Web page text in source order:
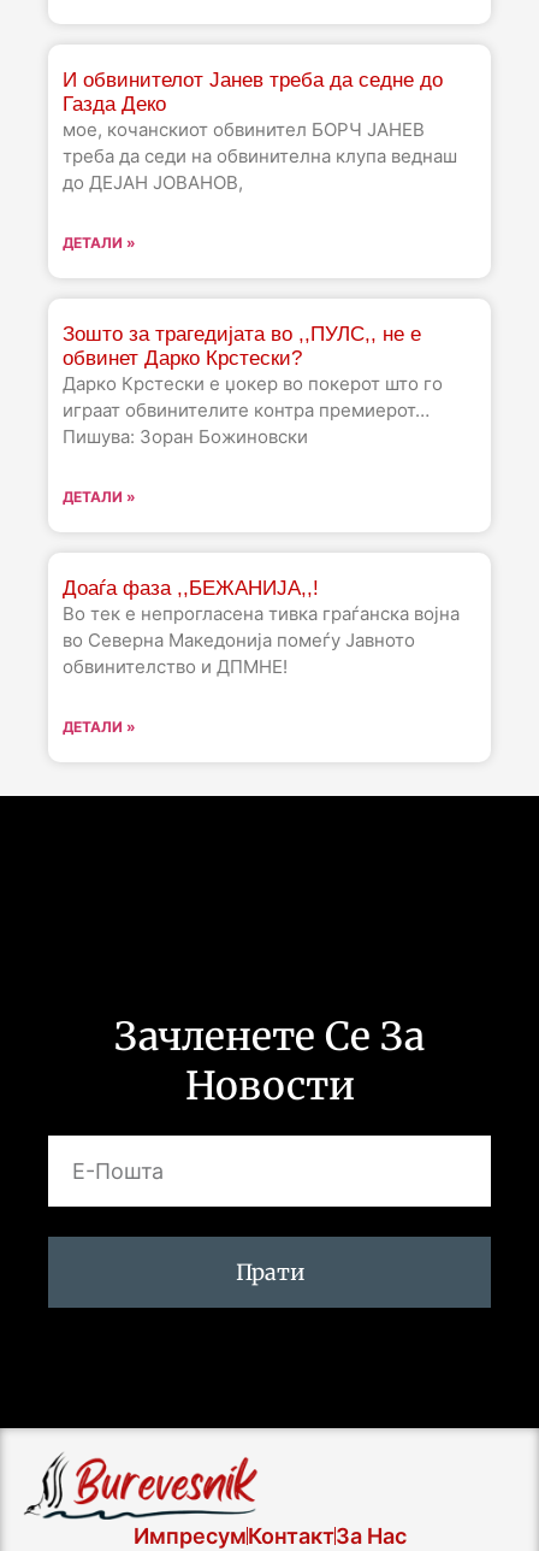
И обвинителот Јанев треба да седне до
Газда Деко
мое, кочанскиот обвинител БОРЧ ЈАНЕВ
треба да седи на обвинителна клупа веднаш
до ДЕЈАН ЈОВАНОВ,
ДЕТАЛИ »
Зошто за трагедијата во ,,ПУЛС,, не е
обвинет Дарко Крстески?
Дарко Крстески е џокер во покерот што го
играат обвинителите контра премиерот…
Пишува: Зоран Божиновски
ДЕТАЛИ »
Доаѓа фаза ,,БЕЖАНИЈА,,!
Во тек е непрогласена тивка граѓанска војна
во Северна Македонија помеѓу Јавното
обвинителство и ДПМНЕ!
ДЕТАЛИ »
Зачленете Се За
Новости
Прати
ИмпресумКонтактЗа Нас